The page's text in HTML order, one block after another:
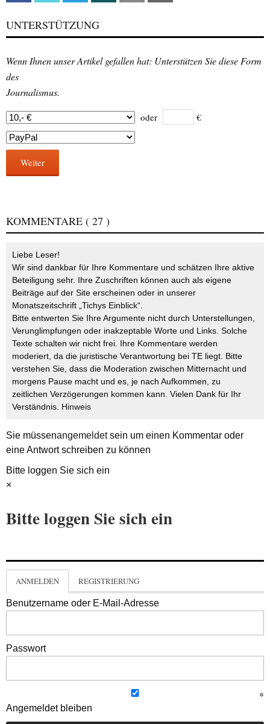
UNTERSTÜTZUNG
Wenn Ihnen unser Artikel gefallen hat: Unterstützen Sie diese Form
des
Journalismus.
oder €
Weiter
KOMMENTARE ( 27 )
Liebe Leser!
Wir sind dankbar für Ihre Kommentare und schätzen Ihre aktive
Beteiligung sehr. Ihre Zuschriften können auch als eigene
Beiträge auf der Site erscheinen oder in unserer
Monatszeitschrift „Tichys Einblick“.
Bitte entwerten Sie Ihre Argumente nicht durch Unterstellungen,
Verunglimpfungen oder inakzeptable Worte und Links. Solche
Texte schalten wir nicht frei. Ihre Kommentare werden
moderiert, da die juristische Verantwortung bei TE liegt. Bitte
verstehen Sie, dass die Moderation zwischen Mitternacht und
morgens Pause macht und es, je nach Aufkommen, zu
zeitlichen Verzögerungen kommen kann. Vielen Dank für Ihr
Verständnis. Hinweis
Sie müssenangemeldetsein um einen Kommentar oder
eine Antwort schreiben zu können
Bitte loggen Sie sich ein
×
Bitte loggen Sie sich ein
ANMELDEN REGISTRIERUNG
Benutzername oder E-Mail-Adresse
Passwort
Angemeldet bleiben